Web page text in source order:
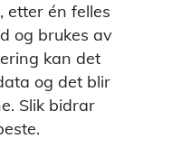
etter én felles
og brukes av
kan det
og det blir
Slik bidrar